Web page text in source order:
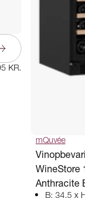
KR.
mQuvée
WineStore
Anthracite
B: 34,5 x